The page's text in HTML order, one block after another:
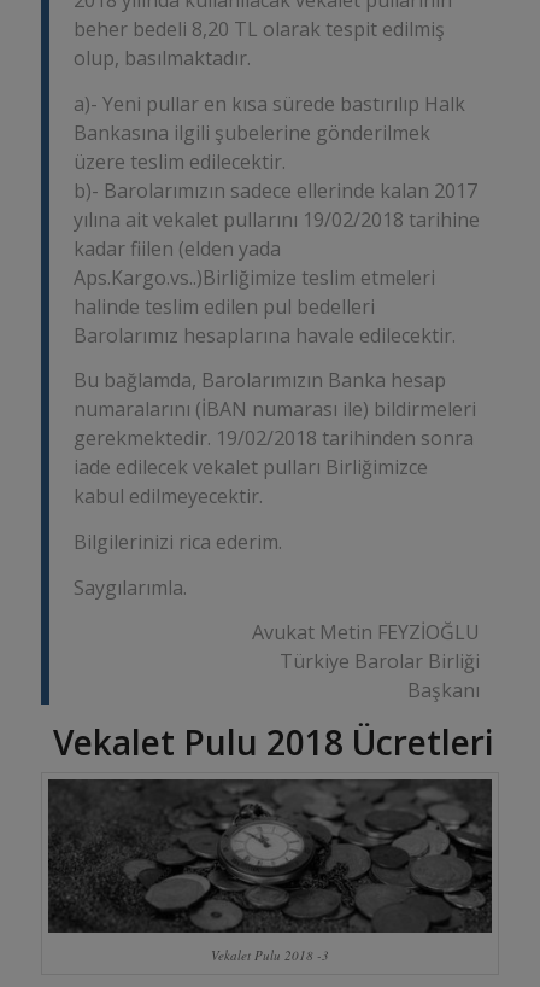
beher bedeli 8,20 TL olarak tespit edilmiş
olup, basılmaktadır.
a)- Yeni pullar en kısa sürede bastırılıp Halk
Bankasına ilgili şubelerine gönderilmek
üzere teslim edilecektir.
b)- Barolarımızın sadece ellerinde kalan 2017
yılına ait vekalet pullarını 19/02/2018 tarihine
kadar fiilen (elden yada
Aps.Kargo.vs..)Birliğimize teslim etmeleri
halinde teslim edilen pul bedelleri
Barolarımız hesaplarına havale edilecektir.
Bu bağlamda, Barolarımızın Banka hesap
numaralarını (İBAN numarası ile) bildirmeleri
gerekmektedir. 19/02/2018 tarihinden sonra
iade edilecek vekalet pulları Birliğimizce
kabul edilmeyecektir.
Bilgilerinizi rica ederim.
Saygılarımla.
Avukat Metin FEYZİOĞLU
Türkiye Barolar Birliği
Başkanı
Vekalet Pulu 2018 Ücretleri
Vekalet Pulu 2018 -3